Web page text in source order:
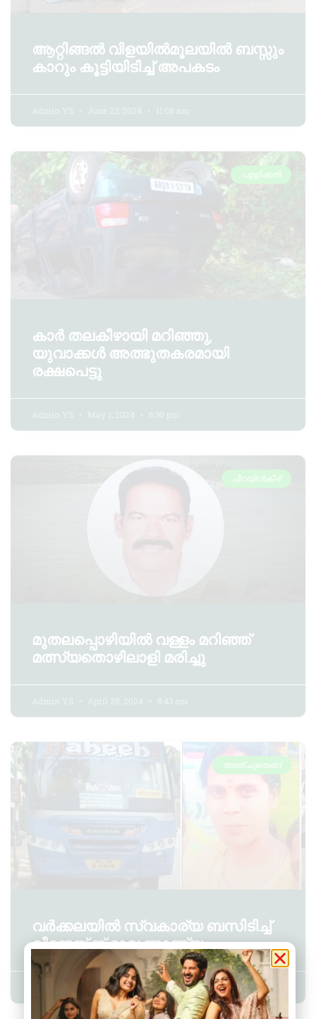
ആറ്റിങ്ങൽ വിളയിൽമൂലയിൽ ബസ്സും
കാറും കൂട്ടിയിടിച്ച് അപകടം
Admin YS June 23, 2024 11:08 am
പള്ളിക്കൽ
കാർ തലകീഴായി മറിഞ്ഞു,
യുവാക്കൾ അത്ഭുതകരമായി
രക്ഷപെട്ടു
Admin YS May 1, 2024 6:30 pm
ചിറയിൻകീഴ്
മുതലപ്പൊഴിയിൽ വള്ളം മറിഞ്ഞ്
മത്സ്യതൊഴിലാളി മരിച്ചു
Admin YS April 29, 2024 8:43 am
അഞ്ചുതെങ്ങ്
വർക്കലയിൽ സ്വകാര്യ ബസിടിച്ച്
വീട്ടമ്മയ്ക്ക് ദാരുണാന്ത്യം.
April 8, 2024 11:45 am